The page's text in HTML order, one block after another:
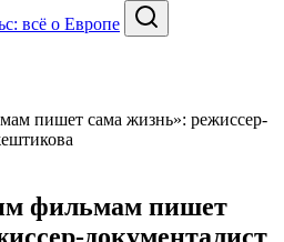
Search
фильмам пишет